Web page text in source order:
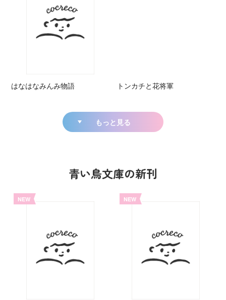
はなはなみんみ物語 トンカチと花将軍
もっと見る
青い鳥文庫の新刊
NEW NEW